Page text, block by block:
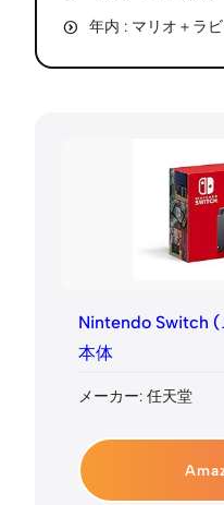
年内 : マリオ＋ラ
Nintendo Switch
本体
メーカー: 任天堂